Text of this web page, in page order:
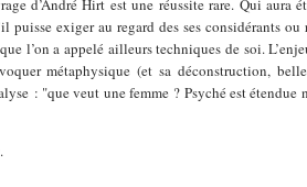
d’André Hirt est une réussite rare. Qui aura
puisse exiger au regard des ses considérants
l’on a appelé ailleurs techniques de soi.
métaphysique (et sa déconstruction,
: "que veut une femme ? Psyché est étendue
.